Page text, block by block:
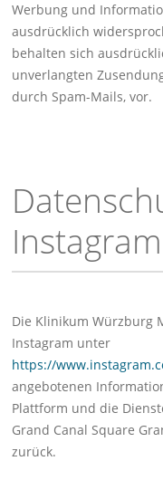
Werbung und
ausdrücklich
behalten sich
unverlangten
durch Spam-Mails, vor.
Instagram
Die Klinikum Würzburg
Instagram unter
https://
angebotenen
Plattform und die
Grand Canal Square
zurück.